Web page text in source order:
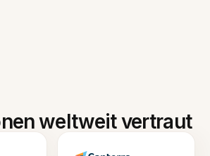
weltweit vertraut